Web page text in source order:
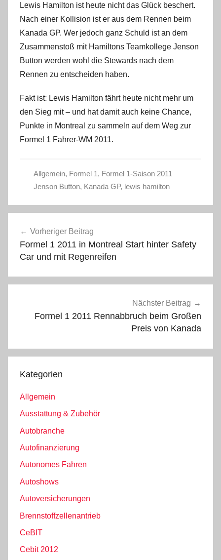
Lewis Hamilton ist heute nicht das Glück beschert.
Nach einer Kollision ist er aus dem Rennen beim
Kanada GP. Wer jedoch ganz Schuld ist an dem
Zusammenstoß mit Hamiltons Teamkollege Jenson
Button werden wohl die Stewards nach dem
Rennen zu entscheiden haben.
Fakt ist: Lewis Hamilton fährt heute nicht mehr um
den Sieg mit – und hat damit auch keine Chance,
Punkte in Montreal zu sammeln auf dem Weg zur
Formel 1 Fahrer-WM 2011.
Allgemein, Formel 1, Formel 1-Saison 2011
Jenson Button, Kanada GP, lewis hamilton
Vorheriger Beitrag
Formel 1 2011 in Montreal Start hinter Safety
Car und mit Regenreifen
Nächster Beitrag
Formel 1 2011 Rennabbruch beim Großen
Preis von Kanada
Kategorien
Allgemein
Ausstattung & Zubehör
Autobranche
Autofinanzierung
Autonomes Fahren
Autoshows
Autoversicherungen
Brennstoffzellenantrieb
CeBIT
Cebit 2012